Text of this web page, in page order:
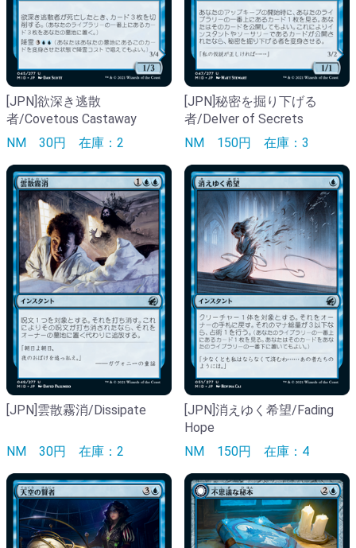
[JPN]欲深き逃散
者/Covetous Castaway
NM 30円 在庫：2
[JPN]秘密を掘り下げる
者/Delver of Secrets
NM 150円 在庫：3
[JPN]雲散霧消/Dissipate
NM 30円 在庫：2
[JPN]消えゆく希望/Fading
Hope
NM 150円 在庫：4